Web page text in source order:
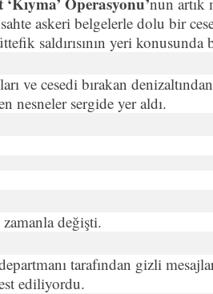
askeri belgelerle dolu bir
saldırısının yeri konusunda
ve cesedi bırakan
nesneler sergide yer aldı.
değişti.
tarafından gizli mesajlar
ediliyordu.